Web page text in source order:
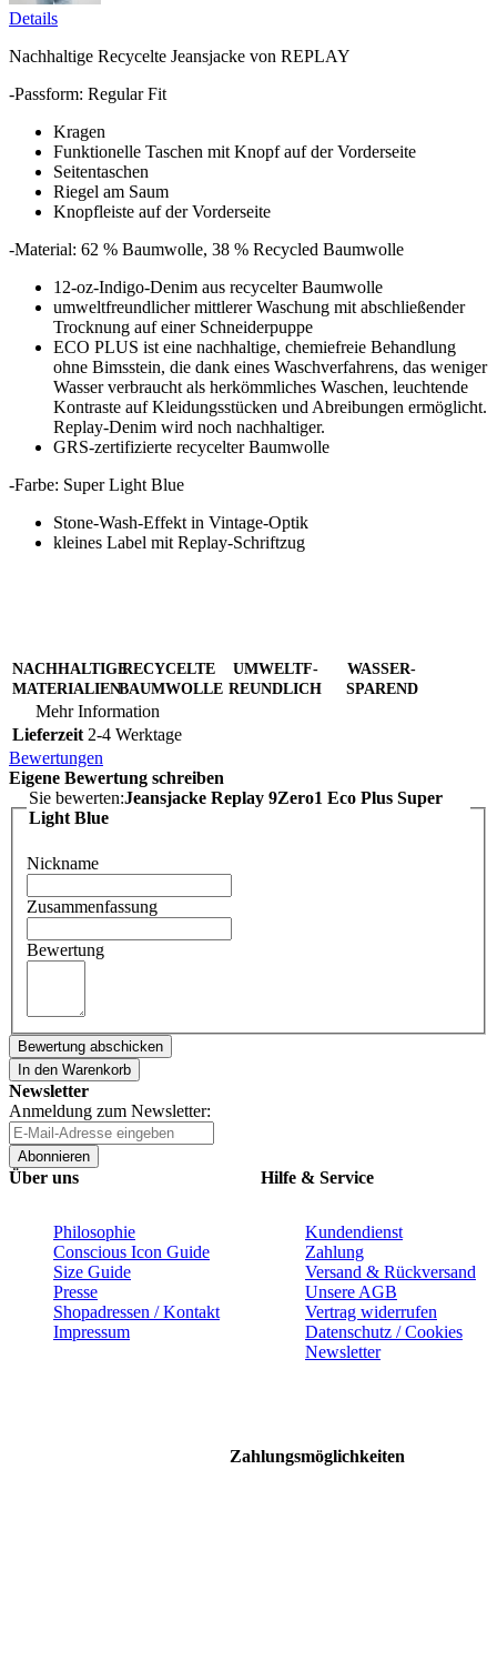
Details
Nachhaltige Recycelte Jeansjacke von REPLAY
-Passform: Regular Fit
Kragen
Funktionelle Taschen mit Knopf auf der Vorderseite
Seitentaschen
Riegel am Saum
Knopfleiste auf der Vorderseite
-Material: 62 % Baumwolle, 38 % Recycled Baumwolle
12-oz-Indigo-Denim aus recycelter Baumwolle
umweltfreundlicher mittlerer Waschung mit abschließender
Trocknung auf einer Schneiderpuppe
ECO PLUS ist eine nachhaltige, chemiefreie Behandlung
ohne Bimsstein, die dank eines Waschverfahrens, das weniger
Wasser verbraucht als herkömmliches Waschen, leuchtende
Kontraste auf Kleidungsstücken und Abreibungen ermöglicht.
Replay-Denim wird noch nachhaltiger.
GRS-zertifizierte recycelter Baumwolle
-Farbe: Super Light Blue
Stone-Wash-Effekt in Vintage-Optik
kleines Label mit Replay-Schriftzug
NACHHALTIGE
MATERIALIEN
RECYCELTE
BAUMWOLLE
UMWELTF-
REUNDLICH
WASSER-
SPAREND
Mehr Information
Lieferzeit 2-4 Werktage
Bewertungen
Eigene Bewertung schreiben
Sie bewerten:Jeansjacke Replay 9Zero1 Eco Plus Super
Light Blue
Nickname
Zusammenfassung
Bewertung
Bewertung abschicken
In den Warenkorb
Newsletter
Anmeldung zum Newsletter:
Abonnieren
Über uns
Philosophie
Conscious Icon Guide
Size Guide
Presse
Shopadressen / Kontakt
Impressum
Hilfe & Service
Kundendienst
Zahlung
Versand & Rückversand
Unsere AGB
Vertrag widerrufen
Datenschutz / Cookies
Newsletter
Zahlungsmöglichkeiten